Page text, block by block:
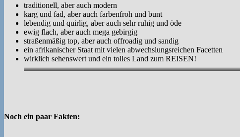
traditionell, aber auch modern
karg und fad, aber auch farbenfroh und bunt
lebendig und quirlig, aber auch sehr ruhig und öde
ewig flach, aber auch mega gebirgig
straßenmäßig top, aber auch offroadig und sandig
ein afrikanischer Staat mit vielen abwechslungsreichen Facetten
wirklich sehenswert und ein tolles Land zum REISEN!
Noch ein paar Fakten: